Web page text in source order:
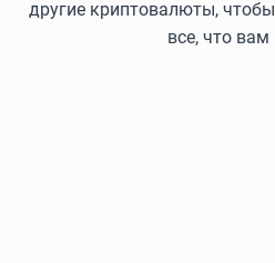
другие криптовалюты,
все, что